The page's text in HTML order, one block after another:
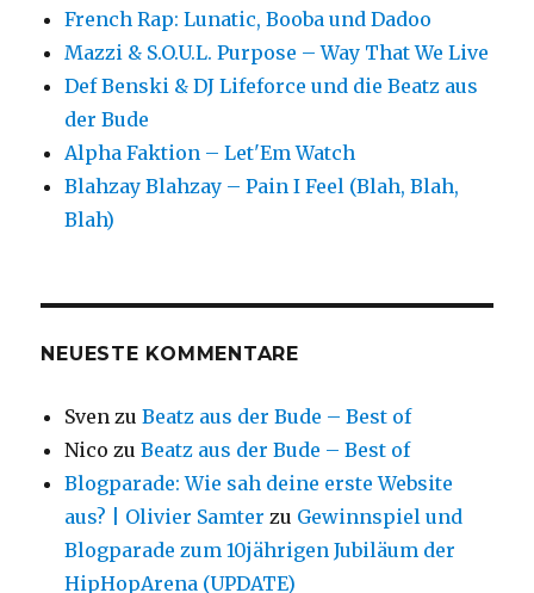
French Rap: Lunatic, Booba und Dadoo
Mazzi & S.O.U.L. Purpose – Way That We Live
Def Benski & DJ Lifeforce und die Beatz aus
der Bude
Alpha Faktion – Let'Em Watch
Blahzay Blahzay – Pain I Feel (Blah, Blah,
Blah)
NEUESTE KOMMENTARE
Sven zuBeatz aus der Bude – Best of
Nico zuBeatz aus der Bude – Best of
Blogparade: Wie sah deine erste Website
aus? | Olivier Samter zu Gewinnspiel und
Blogparade zum 10jährigen Jubiläum der
HipHopArena (UPDATE)